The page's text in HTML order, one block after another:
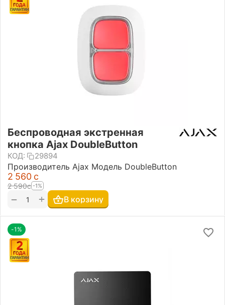
Беспроводная экстренная
кнопка Ajax DoubleButton
КОД: 29894
Производитель Ajax Модель DoubleButton
2 560 с
2 590с -1%
+
− В корзину
-1%